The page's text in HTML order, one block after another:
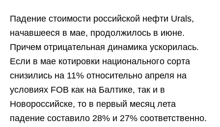
Падение стоимости российской нефти Urals,
начавшееся в мае, продолжилось в июне.
Причем отрицательная динамика ускорилась.
Если в мае котировки национального сорта
снизились на 11% относительно апреля на
условиях FOB как на Балтике, так и в
Новороссийске, то в первый месяц лета
падение составило 28% и 27% соответственно.